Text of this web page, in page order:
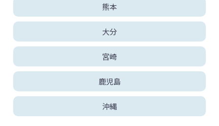
熊本
大分
宮崎
鹿児島
沖縄